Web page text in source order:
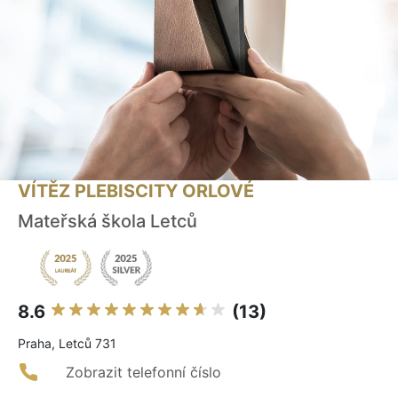
VÍTĚZ PLEBISCITY ORLOVÉ
Mateřská škola Letců
8.6 (13)
Praha, Letců 731
Zobrazit telefonní číslo